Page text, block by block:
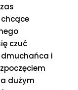
czuć
dmuchańca i
dużym